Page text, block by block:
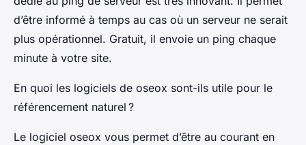
d’être informé à temps au cas où un serveur ne serait
plus opérationnel. Gratuit, il envoie un ping chaque
minute à votre site.
En quoi les logiciels de oseox sont-ils utile pour le
référencement naturel ?
Le logiciel oseox vous permet d’être au courant en